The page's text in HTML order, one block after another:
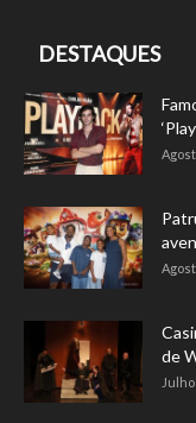
DESTAQUES
de
Julho